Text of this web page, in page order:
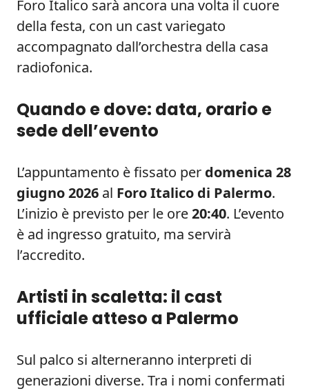
Foro Italico sarà ancora una volta il cuore
della festa, con un cast variegato
accompagnato dall’orchestra della casa
radiofonica.
Quando e dove: data, orario e
sede dell’evento
L’appuntamento è fissato per domenica 28
giugno 2026 al Foro Italico di Palermo.
L’inizio è previsto per le ore20:40. L’evento
è ad ingresso gratuito, ma servirà
l’accredito.
Artisti in scaletta: il cast
ufficiale atteso a Palermo
Sul palco si alterneranno interpreti di
generazioni diverse. Tra i nomi confermati